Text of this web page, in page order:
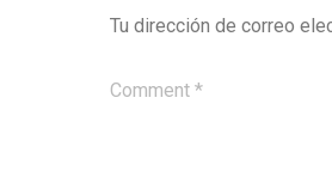
Tu dirección de correo